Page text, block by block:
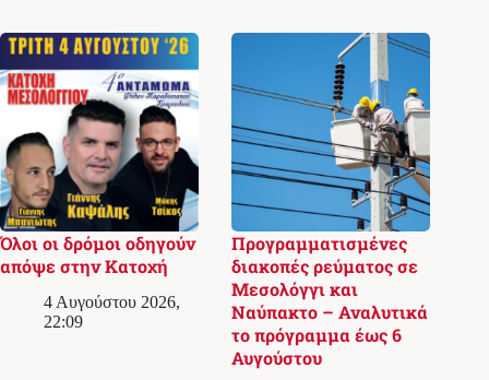
Όλοι οι δρόμοι οδηγούν
απόψε στην Κατοχή
4 Αυγούστου 2026,
22:09
Προγραμματισμένες
διακοπές ρεύματος σε
Μεσολόγγι και
Ναύπακτο – Αναλυτικά
το πρόγραμμα έως 6
Αυγούστου